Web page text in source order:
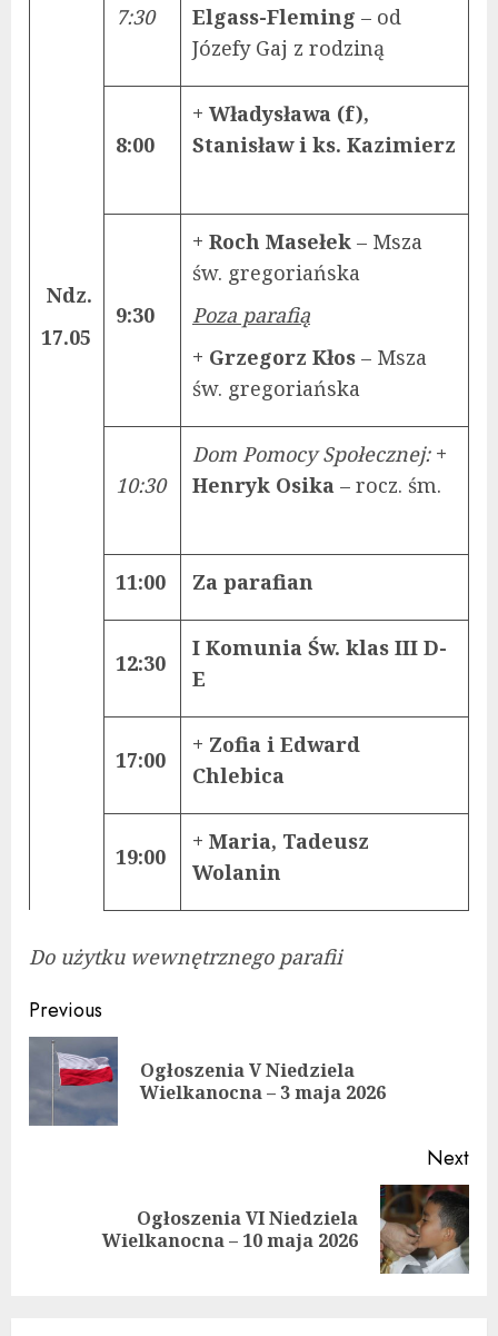
Ndz.
17.05
7:30
Elgass-Fleming – od
Józefy Gaj z rodziną
8:00
+ Władysława (f),
Stanisław i ks. Kazimierz
9:30
+ Roch Masełek – Msza
św. gregoriańska
Poza parafią
+ Grzegorz Kłos – Msza
św. gregoriańska
10:30
Dom Pomocy Społecznej: +
Henryk Osika – rocz. śm.
11:00 Za parafian
12:30
I Komunia Św. klas III D-
E
17:00
+ Zofia i Edward
Chlebica
19:00
+ Maria, Tadeusz
Wolanin
Do użytku wewnętrznego parafii
Continue
Reading
Previous
Ogłoszenia V Niedziela
Wielkanocna – 3 maja 2026
Next
Ogłoszenia VI Niedziela
Wielkanocna – 10 maja 2026